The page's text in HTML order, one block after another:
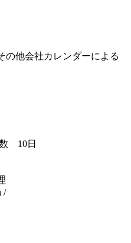
他会社カレンダーによる
10日
/